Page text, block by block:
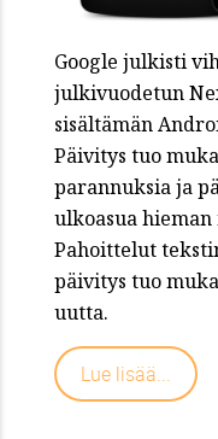
Google julkisti
julkivuodetun
sisältämän
Päivitys tuo
parannuksia ja
ulkoasua
Pahoittelut
päivitys tuo
uutta.
Lue lisää...